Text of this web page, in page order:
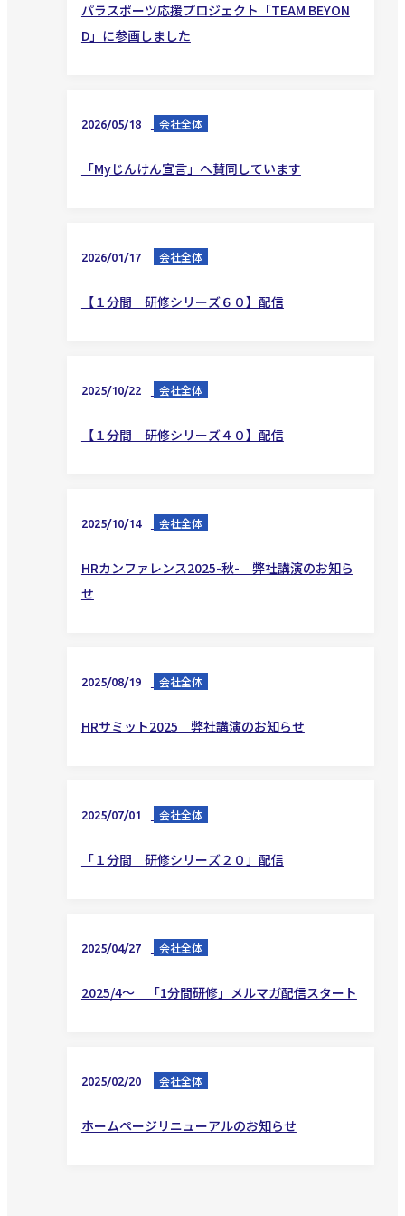
パラスポーツ応援プロジェクト「TEAM BEYON
D」に参画しました
2026/05/18 会社全体
「Myじんけん宣言」へ賛同しています
2026/01/17 会社全体
【１分間 研修シリーズ６０】配信
2025/10/22 会社全体
【１分間 研修シリーズ４０】配信
2025/10/14 会社全体
HRカンファレンス2025-秋- 弊社講演のお知ら
せ
2025/08/19 会社全体
HRサミット2025 弊社講演のお知らせ
2025/07/01 会社全体
「１分間 研修シリーズ２０」配信
2025/04/27 会社全体
2025/4～ 「1分間研修」メルマガ配信スタート
2025/02/20 会社全体
ホームページリニューアルのお知らせ